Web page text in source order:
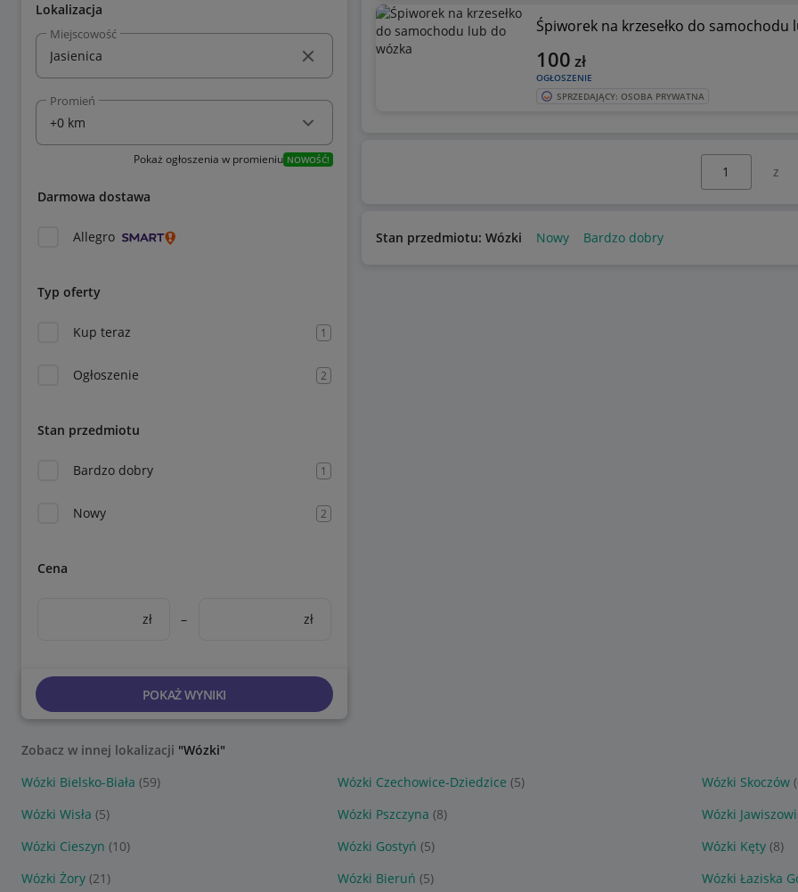
Lokalizacja
Miejscowość
Promień
Pokaż ogłoszenia w promieniu NOWOŚĆ!
Darmowa dostawa
Allegro
Typ oferty
Kup teraz 1
Ogłoszenie 2
Stan przedmiotu
Bardzo dobry 1
Nowy 2
Cena
zł – zł
POKAŻ WYNIKI
Śpiworek na krzesełko do samochodu
OGŁOSZENIE
100 zł
SPRZEDAJĄCY: OSOBA PRYWATNA
z
Stan przedmiotu: Wózki Nowy Bardzo dobry
Zobacz w innej lokalizacji "Wózki"
Wózki Bielsko-Biała (59) Wózki Czechowice-Dziedzice (5) Wózki Skoczów
Wózki Wisła (5) Wózki Pszczyna (8) Wózki
Wózki Cieszyn (10) Wózki Gostyń (5) Wózki Kęty (8)
Wózki Żory (21) Wózki Bieruń (5) Wózki Łaziska